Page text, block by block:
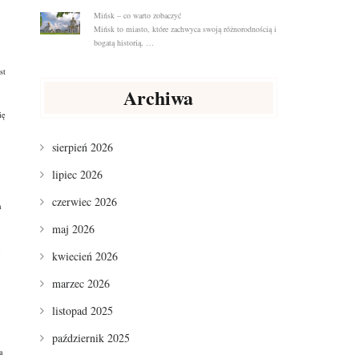
Mińsk – co warto zobaczyć
Mińsk to miasto, które zachwyca swoją różnorodnością i
bogatą historią, …
Archiwa
sierpień 2026
lipiec 2026
czerwiec 2026
maj 2026
kwiecień 2026
marzec 2026
listopad 2025
październik 2025